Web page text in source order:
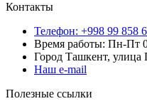
Контакты
Телефон: +998 99 858
Время работы: Пн-Пт
Город Ташкент, улица
Наш e-mail
Полезные ссылки